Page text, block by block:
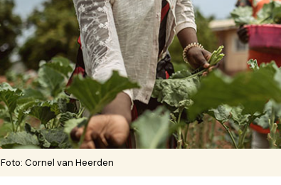
Foto: Cornel van Heerden